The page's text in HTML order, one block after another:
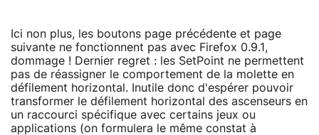
Ici non plus, les boutons page précédente et page
suivante ne fonctionnent pas avec Firefox 0.9.1,
dommage ! Dernier regret : les SetPoint ne permettent
pas de réassigner le comportement de la molette en
défilement horizontal. Inutile donc d'espérer pouvoir
transformer le défilement horizontal des ascenseurs en
un raccourci spécifique avec certains jeux ou
applications (on formulera le même constat à